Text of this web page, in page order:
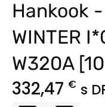
Hankook
WINTER
W320A
332,47 € s